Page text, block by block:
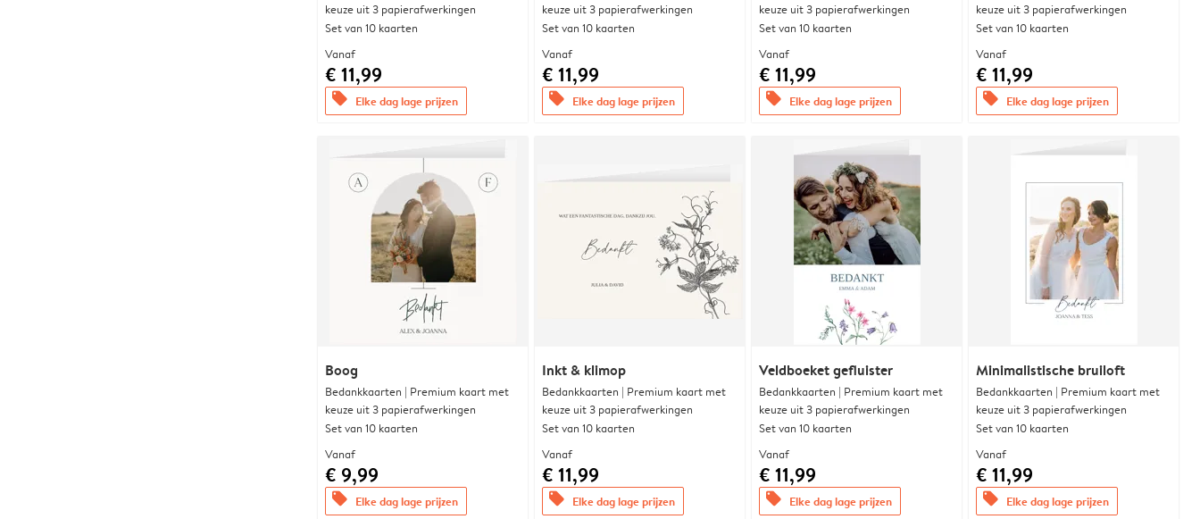
keuze uit 3 papierafwerkingen
Set van 10 kaarten
Vanaf
€ 11,99
offers Elke dag lage prijzen
keuze uit 3 papierafwerkingen
Set van 10 kaarten
Vanaf
€ 11,99
offers Elke dag lage prijzen
keuze uit 3 papierafwerkingen
Set van 10 kaarten
Vanaf
€ 11,99
offers Elke dag lage prijzen
keuze uit 3 papierafwerkingen
Set van 10 kaarten
Vanaf
€ 11,99
offers Elke dag lage prijzen
Boog
Bedankkaarten | Premium kaart met
keuze uit 3 papierafwerkingen
Set van 10 kaarten
Vanaf
€ 9,99
offers Elke dag lage prijzen
Inkt & klimop
Bedankkaarten | Premium kaart met
keuze uit 3 papierafwerkingen
Set van 10 kaarten
Vanaf
€ 11,99
offers Elke dag lage prijzen
Veldboeket gefluister
Bedankkaarten | Premium kaart met
keuze uit 3 papierafwerkingen
Set van 10 kaarten
Vanaf
€ 11,99
offers Elke dag lage prijzen
Minimalistische bruiloft
Bedankkaarten | Premium kaart met
keuze uit 3 papierafwerkingen
Set van 10 kaarten
Vanaf
€ 11,99
offers Elke dag lage prijzen